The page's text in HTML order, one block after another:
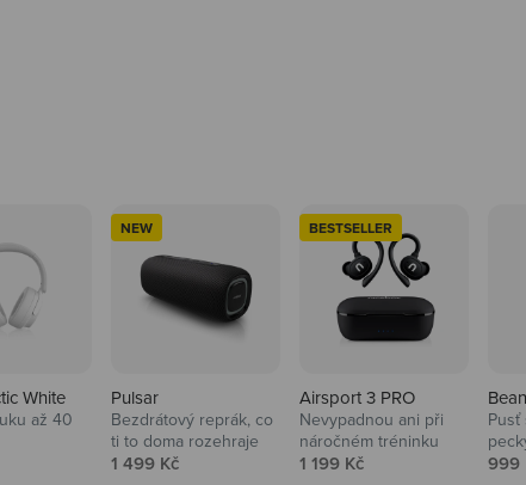
White
až 40
NEW
Pulsar
Bezdrátový reprák, co
ti to doma rozehraje
Prodejní cena
1 499 Kč
BESTSELLER
Airsport 3 PRO
Nevypadnou ani při
náročném tréninku
Prodejní cena
1 199 Kč 999